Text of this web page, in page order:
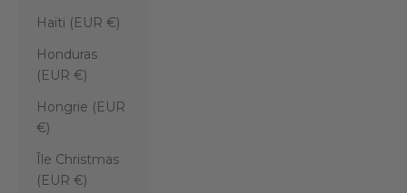
Haïti (EUR €)
Honduras
(EUR €)
Hongrie (EUR
€)
Île Christmas
(EUR €)